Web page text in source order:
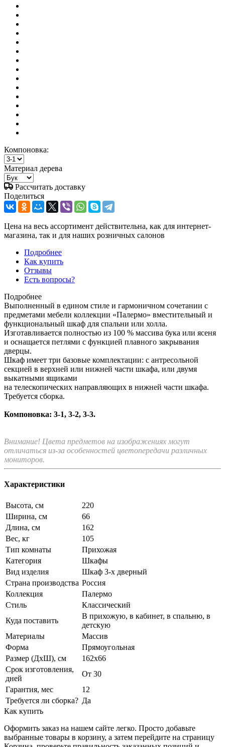
Компоновка:
Материал дерева
Рассчитать доставку
Поделиться
Цена на весь ассортимент действительна, как для интернет-
магазина, так и для наших розничных салонов
Подробнее
Как купить
Отзывы
Есть вопросы?
Подробнее
Выполненный в едином стиле и гармоничном сочетании с
предметами мебели коллекции «Палермо» вместительный и
функциональный шкаф для спальни или холла.
Изготавливается полностью из 100 % массива бука или ясеня
и оснащается петлями с функцией плавного закрывания
дверцы.
Шкаф имеет три базовые комплектации: c антресольной
секцией в верхней или нижней части шкафа, или двумя
выкатными ящиками
на телескопических направляющих в нижней части шкафа.
Требуется сборка.
Компоновка: 3-1, 3-2, 3-3.
Внимание! Цвета предметов на изображениях могут
отличаться из-за особенностей цветопередачи различных
мониторов.
Характеристики
Высота, см
220
Ширина, см
66
Длина, см
162
Вес, кг
105
Тип комнаты
Прихожая
Категория
Шкафы
Вид изделия
Шкаф 3-х дверный
Страна производства Россия
Коллекция
Палермо
Стиль
Классический
Куда поставить
В прихожую, в кабинет, в спальню, в
детскую
Материалы
Массив
Форма
Прямоугольная
Размер (ДхШ), см
162х66
Срок изготовления,
дней
От 30
Гарантия, мес
12
Требуется ли сборка? Да
Как купить
Оформить заказ на нашем сайте легко. Просто добавьте
выбранные товары в корзину, а затем перейдите на страницу